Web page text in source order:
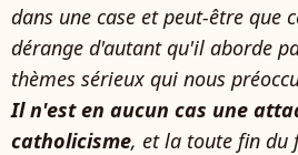
dans une case et peut-être que
dérange d'autant qu'il aborde
thèmes sérieux qui nous
Il n'est en aucun cas une
catholicisme, et la toute fin du